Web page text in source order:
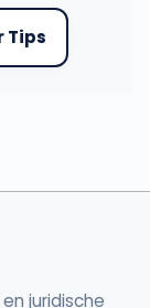
Tips
juridische